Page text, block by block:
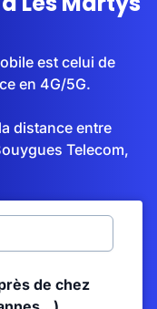
est celui de
en 4G/5G.
distance entre
Telecom,
de chez